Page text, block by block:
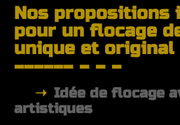
Nos propositions
pour un flocage
unique et original
Idée de flocage
artistiques